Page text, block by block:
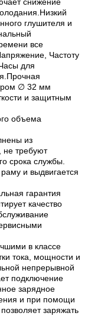
глушителя и
все
Частоту
для
∅ 32 мм
и защитным
объема
из
не требуют
срока службы.
и выдвигается
гарантия
качество
в классе
тока, мощности и
непрерывной
подключение
зарядное
и при помощи
заряжать